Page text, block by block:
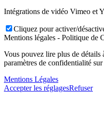
Intégrations de vidéo Vimeo et
Cliquez pour activer/
Mentions légales - Politique de
Vous pouvez lire plus de détails
paramètres de confidentialité
Mentions Légales
Accepter les réglagesRefuser